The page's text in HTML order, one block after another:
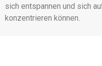
sich entspannen und sich
konzentrieren können.